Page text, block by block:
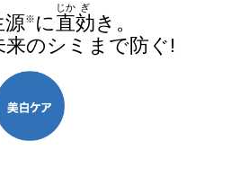
源※ に直
じか
効
ぎ
き。
来のシミまで防ぐ!